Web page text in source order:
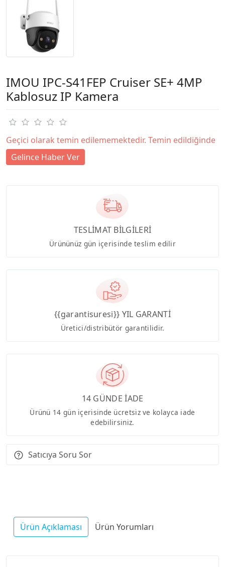
IMOU IPC-S41FEP Cruiser SE+ 4MP
Kablosuz IP Kamera
Geçici olarak temin edilememektedir. Temin edildiğinde
Gelince Haber Ver
TESLİMAT BİLGİLERİ
Ürününüz gün içerisinde teslim edilir
{{garantisuresi}} YIL GARANTİ
Üretici/distribütör garantilidir.
14 GÜNDE İADE
Ürünü 14 gün içerisinde ücretsiz ve kolayca iade
edebilirsiniz.
Satıcıya Soru Sor
Ürün Açıklaması Ürün Yorumları